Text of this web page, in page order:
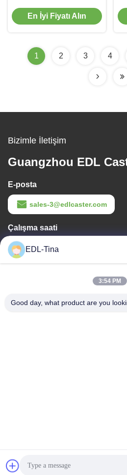
tekerlekleri 4 inç 110kg
iplikli TPE caster
En İyi Fiyatı Alın
1 2 3 4
Bizimle İletişim
Guangzhou EDL
E-posta
sales-3@edlcaster.com
Çalışma saati
08:30-17:30
Adresimiz
Nansha Sokağı, Guangzhou, Çin
Gizlilik Politikası
EDL-Tina
3:54 PM
Good day, what product are you